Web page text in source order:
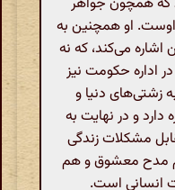
او همچنین به
می‌کند، که نه
اداره حکومت نیز
زشتی‌های دنیا و
و در نهایت به
مشکلات زندگی
مدح معشوق و هم
انسانی است.